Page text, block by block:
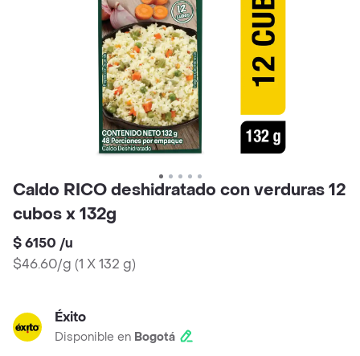
Caldo RICO deshidratado con verduras 12
cubos x 132g
$ 6150 /u
$46.60/g (1 X 132 g)
Éxito
Disponible en Bogotá